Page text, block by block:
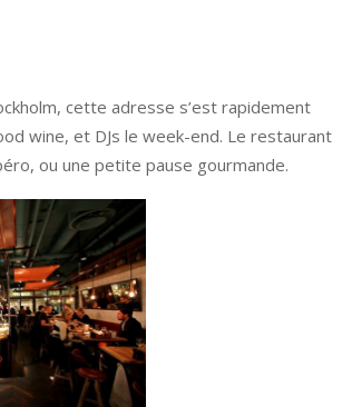
cette adresse s’est rapidement
wine, et DJs le week-end. Le restaurant
ou une petite pause gourmande.